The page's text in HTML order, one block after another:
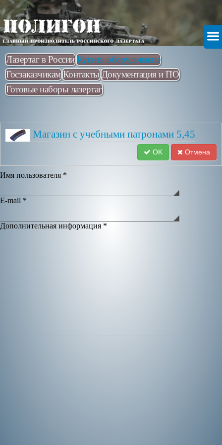
Лазертаг в России Купить оборудование
Госзаказчикам Контакты Документация и ПО
Готовые наборы лазертаг
Магазин с учебными патронами 5,45
OK Отмена
Имя пользователя *
E-mail *
Дополнительная информация *